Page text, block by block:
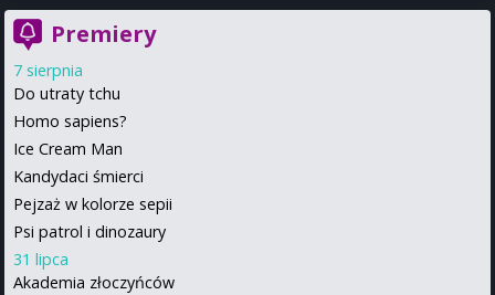
Premiery
7 sierpnia
Do utraty tchu
Homo sapiens?
Ice Cream Man
Kandydaci śmierci
Pejzaż w kolorze sepii
Psi patrol i dinozaury
31 lipca
Akademia złoczyńców